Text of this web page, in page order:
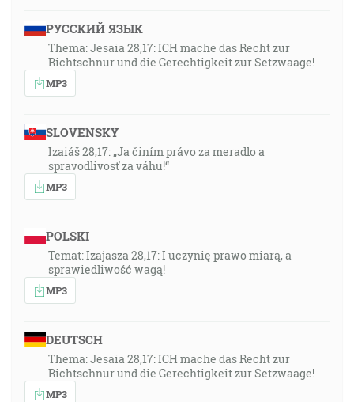
РУССКИЙ ЯЗЫК
Thema: Jesaia 28,17: ICH mache das Recht zur
Richtschnur und die Gerechtigkeit zur Setzwaage!
MP3
SLOVENSKY
Izaiáš 28,17: „Ja činím právo za meradlo a
spravodlivosť za váhu!“
MP3
POLSKI
Temat: Izajasza 28,17: I uczynię prawo miarą, a
sprawiedliwość wagą!
MP3
DEUTSCH
Thema: Jesaia 28,17: ICH mache das Recht zur
Richtschnur und die Gerechtigkeit zur Setzwaage!
MP3